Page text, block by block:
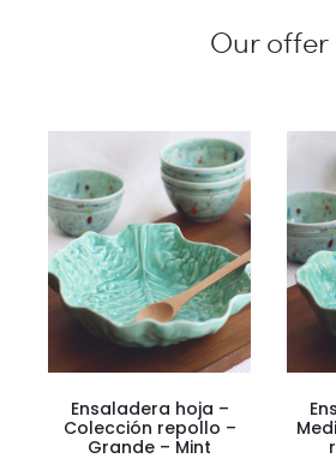
Our offer
Ensaladera hoja –
Colección repollo –
Grande – Mint